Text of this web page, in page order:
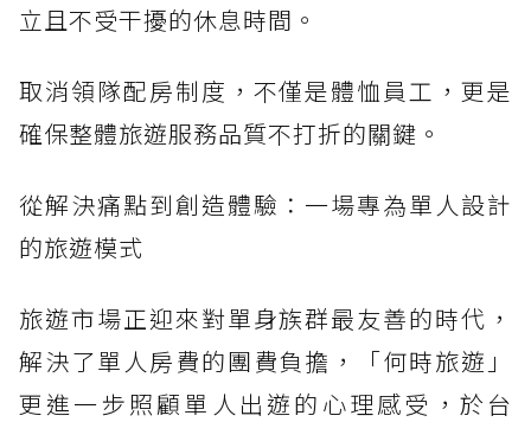
立且不受干擾的休息時間。
取消領隊配房制度，不僅是體恤員工，更是
確保整體旅遊服務品質不打折的關鍵。
從解決痛點到創造體驗：一場專為單人設計
的旅遊模式
旅遊市場正迎來對單身族群最友善的時代，
解決了單人房費的團費負擔，「何時旅遊」
更進一步照顧單人出遊的心理感受，於台